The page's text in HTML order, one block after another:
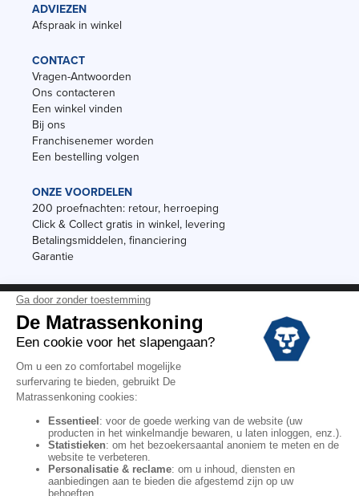
ADVIEZEN
Afspraak in winkel
CONTACT
Vragen-Antwoorden
Ons contacteren
Een winkel vinden
Bij ons
Franchisenemer worden
Een bestelling volgen
ONZE VOORDELEN
200 proefnachten: retour, herroeping
Click & Collect gratis in winkel, levering
Betalingsmiddelen, financiering
Garantie
Vermeldingen
Black Friday
Voorraadverkoop
Algemene verkoopvoorwaarden voor winkels
Algemene verkoopvoorwaarden op internet
Wettelijke Bepalingen
Persoonlijke gegevens
Kortingscodes De Matrassenkoning